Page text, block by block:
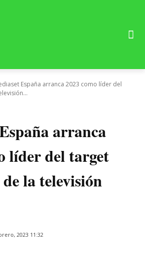
España arranca 2023 como líder del
arranca
líder del target
la televisión
2023 11:32